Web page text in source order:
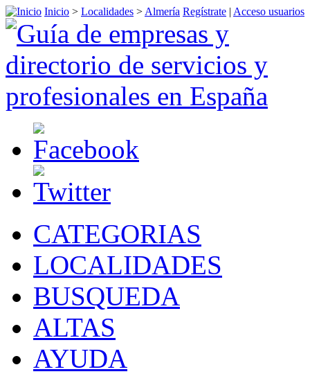
Inicio > Localidades > Almería Regístrate | Acceso usuarios
CATEGORIAS
LOCALIDADES
BUSQUEDA
ALTAS
AYUDA